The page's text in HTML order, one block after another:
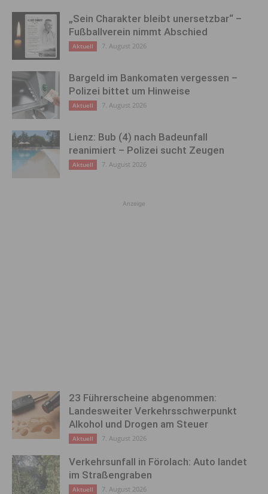
„Sein Charakter bleibt unersetzbar“ –
Fußballverein nimmt Abschied
Aktuell 7. August 2026
Bargeld im Bankomaten vergessen –
Polizei bittet um Hinweise
Aktuell 7. August 2026
Lienz: Bub (4) nach Badeunfall
reanimiert – Polizei sucht Zeugen
Aktuell 7. August 2026
Anzeige
23 Führerscheine abgenommen:
Landesweiter Verkehrsschwerpunkt
Alkohol und Drogen am Steuer
Aktuell 7. August 2026
Verkehrsunfall in Förolach: Auto landet
im Straßengraben
Aktuell 7. August 2026